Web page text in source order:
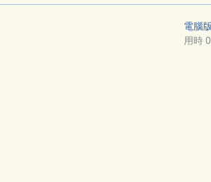
電腦
用時